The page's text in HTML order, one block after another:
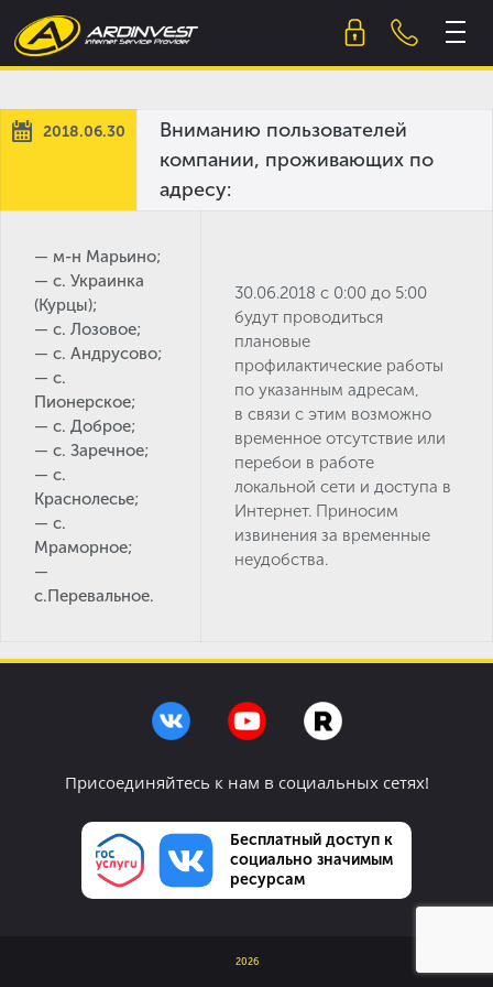
to
content
2018.06.30
Вниманию пользователей
компании, проживающих по
адресу:
— м-н Марьино;
— с. Украинка
(Курцы);
— с. Лозовое;
— с. Андрусово;
— с.
Пионерское;
— с. Доброе;
— с. Заречное;
— с.
Краснолесье;
— с.
Мраморное;
—
с.Перевальное.
30.06.2018 с 0:00 до 5:00
будут проводиться
плановые
профилактические работы
по указанным адресам,
в связи с этим возможно
временное отсутствие или
перебои в работе
локальной сети и доступа в
Интернет. Приносим
извинения за временные
неудобства.
Присоединяйтесь к нам в социальных сетях!
Бесплатный доступ к
социально значимым
ресурсам
2026